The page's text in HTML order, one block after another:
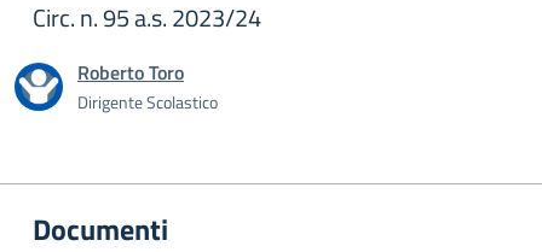
Circ. n. 95 a.s. 2023/24
Roberto Toro
Dirigente Scolastico
Documenti